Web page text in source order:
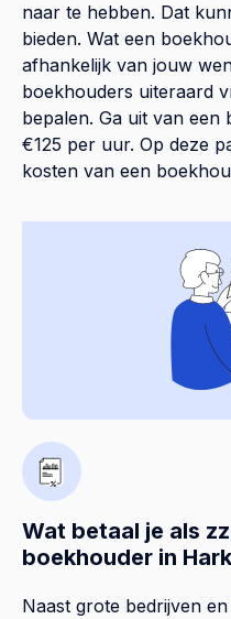
naar te hebben. Dat
bieden. Wat een
afhankelijk van jouw
boekhouders uiteraard
bepalen. Ga uit van een
€125 per uur. Op deze
kosten van een
Wat betaal je als
boekhouder in
Naast grote bedrijven